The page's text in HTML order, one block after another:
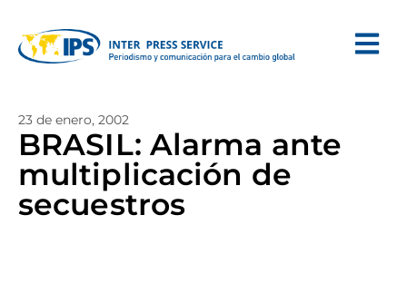
23 de enero, 2002
BRASIL: Alarma ante
multiplicación de
secuestros